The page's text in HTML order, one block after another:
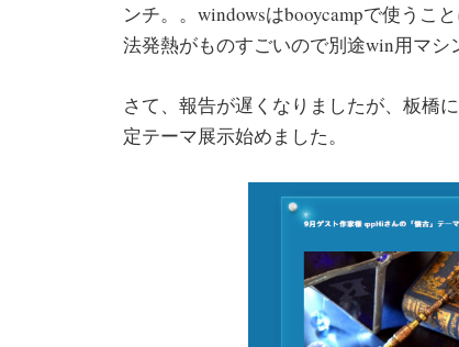
ンチ。。windowsはbooycampで使うこ
法発熱がものすごいので別途win用マシ
さて、報告が遅くなりましたが、板橋
定テーマ展示始めました。